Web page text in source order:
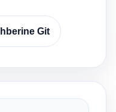
Git